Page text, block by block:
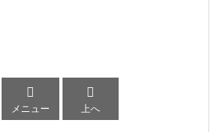

メニュー

上へ